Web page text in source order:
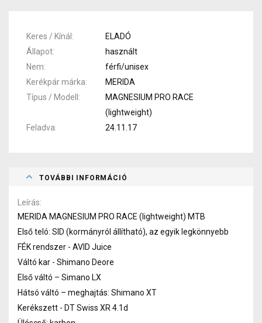
Keres / Kínál
ELADÓ
Állapot
használt
Nem
férfi/unisex
Kerékpár márka
MERIDA
Típus / Modell
MAGNESIUM PRO RACE
(lightweight)
Feladva
24.11.17
TOVÁBBI INFORMÁCIÓ
Leírás
MERIDA MAGNESIUM PRO RACE (lightweight) MTB
Első teló: SID (kormányról állítható), az egyik legkönnyebb
FÉK rendszer - AVID Juice
Váltó kar - Shimano Deore
Első váltó – Simano LX
Hátsó váltó – meghajtás: Shimano XT
Kerékszett - DT Swiss XR 4.1d